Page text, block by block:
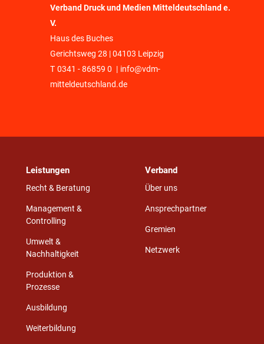
Verband Druck und Medien Mitteldeutschland e.
V.
Haus des Buches
Gerichtsweg 28 | 04103 Leipzig
T 0341 - 86859 0 | info@vdm-
mitteldeutschland.de
Leistungen
Recht & Beratung
Management &
Controlling
Umwelt &
Nachhaltigkeit
Produktion &
Prozesse
Ausbildung
Weiterbildung
Verband
Über uns
Ansprechpartner
Gremien
Netzwerk